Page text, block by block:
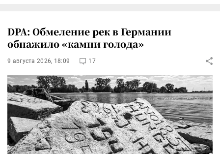
DPA: Обмеление рек в Германии
обнажило «камни голода»
9 августа 2026, 18:09 17